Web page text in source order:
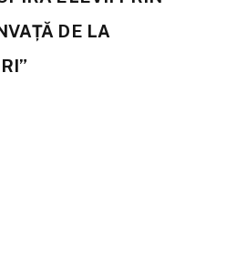
DE LA